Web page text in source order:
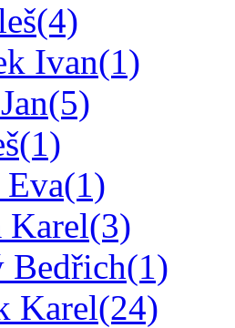
(4)
Ivan(1)
(5)
(1)
(1)
Karel(3)
Bedřich(1)
Karel(24)